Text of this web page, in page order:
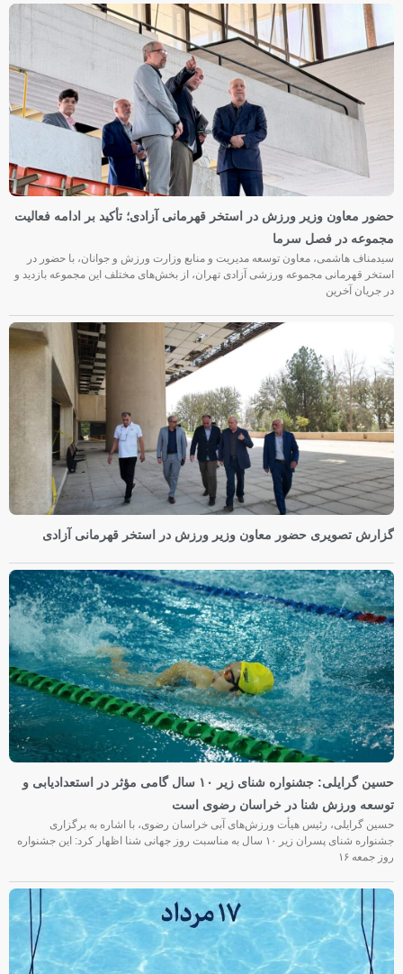
حضور معاون وزیر ورزش در استخر قهرمانی آزادی؛ تأکید بر ادامه فعالیت
مجموعه در فصل سرما
سیدمناف هاشمی، معاون توسعه مدیریت و منابع وزارت ورزش و جوانان، با حضور در
استخر قهرمانی مجموعه ورزشی آزادی تهران، از بخش‌های مختلف این مجموعه بازدید و
در جریان آخرین
گزارش تصویری حضور معاون وزیر ورزش در استخر قهرمانی آزادی
حسین گرایلی: جشنواره شنای زیر ۱۰ سال گامی مؤثر در استعدادیابی و
توسعه ورزش شنا در خراسان رضوی است
حسین گرایلی، رئیس هیأت ورزش‌های آبی خراسان رضوی، با اشاره به برگزاری
جشنواره شنای پسران زیر ۱۰ سال به مناسبت روز جهانی شنا اظهار کرد: این جشنواره
روز جمعه‌ ۱۶